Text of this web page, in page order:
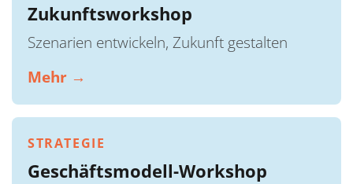
Zukunftsworkshop
Szenarien entwickeln, Zukunft gestalten
Mehr →
STRATEGIE
Geschäftsmodell-Workshop